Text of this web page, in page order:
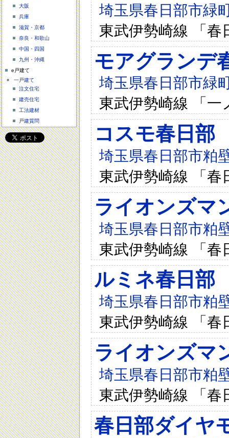
埼玉県春日部市緑
東武伊勢崎線 「春
モアグランデ
埼玉県春日部市緑
東武伊勢崎線 「一
コスモ春日部
埼玉県春日部市粕
東武伊勢崎線 「春
ライオンズマ
埼玉県春日部市粕
東武伊勢崎線 「春
ルミネ春日部
埼玉県春日部市粕
東武伊勢崎線 「春
ライオンズマ
埼玉県春日部市粕
東武伊勢崎線 「春
春日部ダイヤ
大阪
兵庫
滋賀・京都
奈良・和歌山
中国・四国
九州・沖縄
e戸建て
一戸建て
注文住宅
建売住宅
工法建材
戸建質問